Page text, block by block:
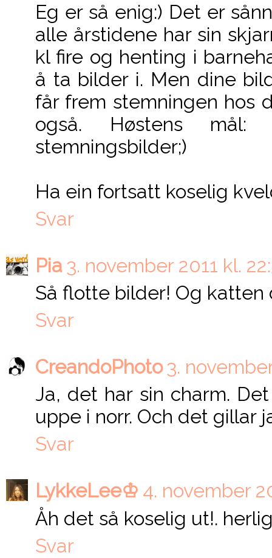
Eg er så enig:) Det er
alle årstidene har sin
kl fire og henting i
å ta bilder i. Men dine
får frem stemningen hos
også. Høstens
stemningsbilder;)
Ha ein fortsatt koselig
Svar
Pia3. november 2011 kl.
Så flotte bilder! Og katten
Svar
CreandoPhoto3.
Ja, det har sin charm.
uppe i norr. Och det gillar
Svar
LykkeLee♔ 4. november
Åh det så koselig ut!.
Svar